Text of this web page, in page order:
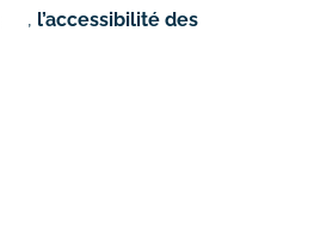
, l’accessibilité des